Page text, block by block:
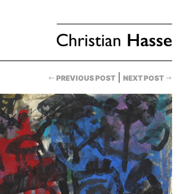
PREVIOUS POST NEXT POST